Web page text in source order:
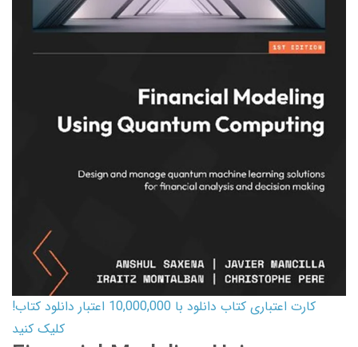
کارت اعتباری کتاب دانلود با 10,000,000 اعتبار دانلود کتاب!
کلیک کنید